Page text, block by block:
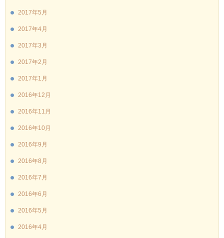
2017年5月
2017年4月
2017年3月
2017年2月
2017年1月
2016年12月
2016年11月
2016年10月
2016年9月
2016年8月
2016年7月
2016年6月
2016年5月
2016年4月